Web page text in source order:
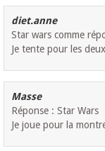
diet.anne
Star wars comme
Je tente pour les
Masse
Réponse : Star Wars
Je joue pour la